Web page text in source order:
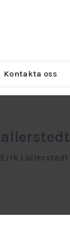
Kontakta oss
Erik Lallerstedt